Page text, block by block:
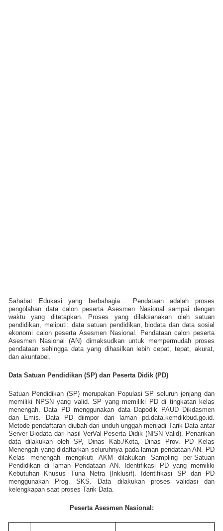
Sahabat Edukasi yang berbahagia… Pendataan adalah proses
pengolahan data calon peserta Asesmen Nasional sampai dengan
waktu yang ditetapkan. Proses yang dilaksanakan oleh satuan
pendidikan, meliputi: data satuan pendidikan, biodata dan data sosial
ekonomi calon peserta Asesmen Nasional. Pendataan calon peserta
Asesmen Nasional (AN) dimaksudkan untuk mempermudah proses
pendataan sehingga data yang dihasilkan lebih cepat, tepat, akurat,
dan akuntabel.
Data Satuan Pendidikan (SP) dan Peserta Didik (PD)
Satuan Pendidikan (SP) merupakan Populasi SP seluruh jenjang dan
memiliki NPSN yang valid. SP yang memiliki PD di tingkatan kelas
menengah. Data PD menggunakan data Dapodik PAUD Dikdasmen
dan Emis. Data PD diimpor dari laman pd.data.kemdikbud.go.id.
Metode pendaftaran diubah dari unduh-unggah menjadi Tarik Data antar
Server Biodata dari hasil VerVal Peserta Didik (NISN Valid). Penarikan
data dilakukan oleh SP, Dinas Kab./Kota, Dinas Prov. PD Kelas
Menengah yang didaftarkan seluruhnya pada laman pendataan AN. PD
Kelas menengah mengikuti AKM dilakukan Sampling per-Satuan
Pendidikan di laman Pendataan AN. Identifikasi PD yang memiliki
Kebutuhan Khusus Tuna Netra (Inklusif). Identifikasi SP dan PD
menggunakan Prog. SKS. Data dilakukan proses validasi dan
kelengkapan saat proses Tarik Data.
Peserta Asesmen Nasional: